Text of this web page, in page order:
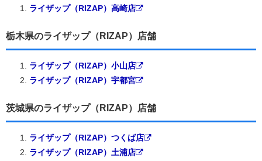
ライザップ（RIZAP）高崎店
栃木県のライザップ（RIZAP）店舗
ライザップ（RIZAP）小山店
ライザップ（RIZAP）宇都宮
茨城県のライザップ（RIZAP）店舗
ライザップ（RIZAP）つくば店
ライザップ（RIZAP）土浦店